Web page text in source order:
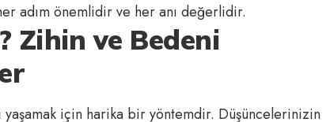
adım önemlidir ve her anı değerlidir.
Zihin ve Bedeni
için harika bir yöntemdir. Düşüncelerinizin